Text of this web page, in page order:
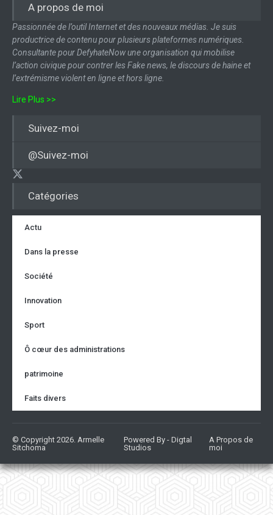
Catégories
Actu
Dans la presse
Société
Innovation
Sport
Ô cœur des administrations
patrimoine
Faits divers
A propos de moi
Passionnée de l’outil Internet et des nouveaux médias. Je suis
productrice de contenu pour plusieurs plateformes numériques.
Consultante pour DefyhateNow une organisation qui mobilise
l’action civique pour contrer les Fake news, le discours de haine et
l’extrémisme violent en ligne et hors ligne.
Lire Plus >>
Suivez-moi
@Suivez-moi
© Copyright 2026. Armelle
Sitchoma
Powered By - Digtal
Studios
A Propos de
moi